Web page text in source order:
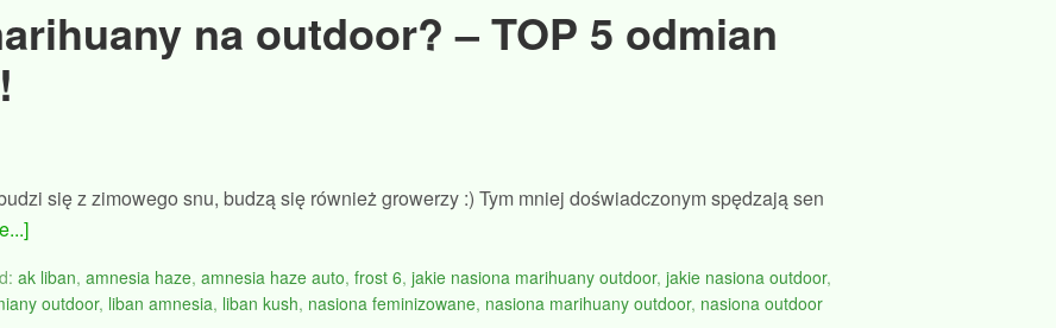
na outdoor? – TOP 5 odmian
się z zimowego snu, budzą się również growerzy :) Tym mniej doświadczonym spędzają sen
ak liban, amnesia haze, amnesia haze auto, frost 6, jakie nasiona marihuany outdoor, jakie nasiona outdoor,
outdoor, liban amnesia, liban kush, nasiona feminizowane, nasiona marihuany outdoor, nasiona outdoor